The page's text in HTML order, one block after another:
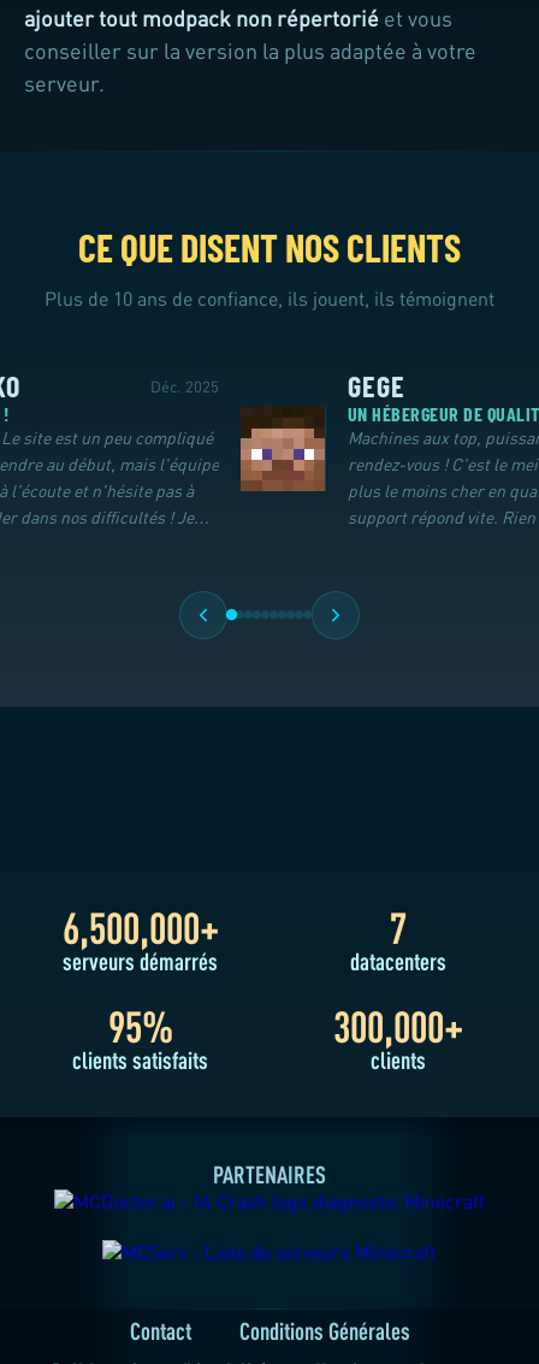
UNE QUESTION ?
NOTRE SUPPORT MINECRAFT
ajouter tout modpack non répertorié et vous
conseiller sur la version la plus adaptée à votre
serveur.
CE QUE DISENT NOS CLIENTS
Plus de 10 ans de confiance, ils jouent, ils témoignent
Déc. 2025
!
site est un peu compliqué
au début, mais l'équipe
l'écoute et n'hésite pas à
dans nos difficultés ! Je
GEGE
UN HÉBERGEUR DE
Machines aux top,
rendez-vous ! C'est le
plus le moins cher en
support répond vite.
6,500,000+
serveurs démarrés
7
datacenters
95%
clients satisfaits
300,000+
clients
PARTENAIRES
Contact
Conditions Générales